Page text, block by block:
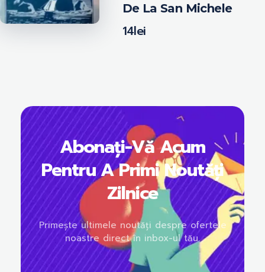
De La San Michele
14lei
Abonați-Vă Acum
Pentru A Primi Noutăți
Zilnice
Primește ultimele noutăți despre ofertele
noastre direct în inbox-ul tău.